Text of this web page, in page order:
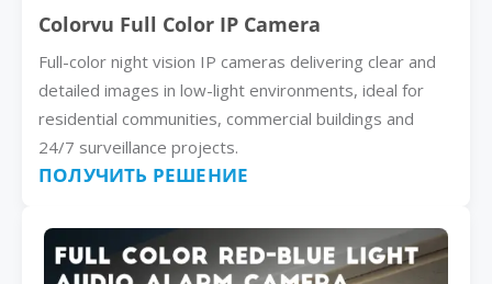
Colorvu Full Color IP Camera
Full-color night vision IP cameras delivering clear and
detailed images in low-light environments, ideal for
residential communities, commercial buildings and
24/7 surveillance projects.
ПОЛУЧИТЬ РЕШЕНИЕ